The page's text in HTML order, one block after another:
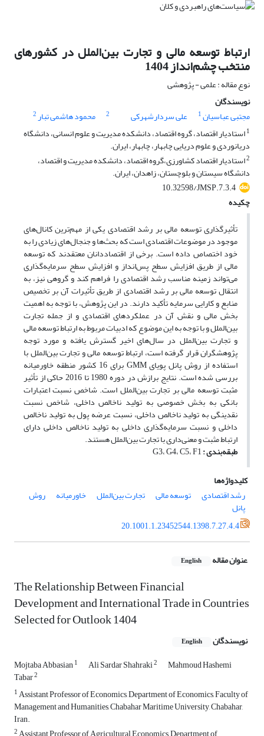
ارتباط توسعه مالی و تجارت بین‌الملل در کشورهای
منتخب چشم‌انداز 1404
نوع مقاله : علمی - پژوهشی
نویسندگان
مجتبی عباسیان1 علی سردارشهرکی 2 محمود هاشمی تبار2
1استادیار اقتصاد، گروه اقتصاد، دانشکده مدیریت و علوم انسانی، دانشگاه
دریانوردی و علوم دریایی چابهار، چابهار، ایران.
2استادیار اقتصاد کشاورزی،گروه اقتصاد، دانشکده مدیریت و اقتصاد،
دانشگاه سیستان و بلوچستان، زاهدان، ایران.
10.32598/JMSP.7.3.4
چکیده
تأثیرگذاری توسعه مالی بر رشد اقتصادی یکی از مهم‌ترین کانال‌های
موجود در موضوعات اقتصادی است که بحث‌ها و جنجال‌های زیادی را به
خود اختصاص داده است. برخی از اقتصاددانان معتقدند که توسعه
مالی از طریق افزایش سطح پس‌انداز و افزایش سطح سرمایه‌گذاری
می‌تواند زمینه مناسب رشد اقتصادی را فراهم کند و گروهی نیز، به
انتقال توسعه مالی بر رشد اقتصادی از طریق تأثیرات آن بر تخصیص
منابع و کارایی سرمایه تأکید دارند. در این پژوهش، با توجه به اهمیت
بخش مالی و نقش آن در عملکردهای اقتصادی و از جمله تجارت
بین‌الملل و با توجه به این موضوع که ادبیات مربوط به ارتباط توسعه مالی
و تجارت بین‌الملل در سال‌های اخیر گسترش یافته و مورد توجه
پژوهشگران قرار گرفته است، ارتباط توسعه مالی و تجارت بین‌الملل با
استفاده از روش پانل پویای GMM برای 16 کشور منطقه خاورمیانه
بررسی شده است. نتایج برازش در دوره 1980 تا 2016 حاکی از تأثیر
مثبت توسعه مالی بر تجارت بین‌الملل است. شاخص نسبت اعتبارات
بانکی به بخش خصوصی به تولید ناخالص داخلی، شاخص نسبت
نقدینگی به تولید ناخالص داخلی، نسبت عرضه پول به تولید ناخالص
داخلی و نسبت سرمایه‌گذاری داخلی به تولید ناخالص داخلی دارای
ارتباط مثبت و معنی‌داری با تجارت بین‌الملل هستند.
طبقه‌بندی :
کلیدواژه‌ها
رشد اقتصادی
توسعه مالی تجارت بین‌الملل خاورمیانه روش
پانل
20.1001.1.23452544.1398.7.27.4.4
عنوان مقاله English
The Relationship Between Financial
Development and International Trade in Countries
Selected for Outlook 1404
نویسندگان English
Mojtaba Abbasian1 Ali Sardar Shahraki2 Mahmoud Hashemi
Tabar2
1Assistant Professor of Economics, Department of Economics, Faculty of
Management and Humanities, Chabahar Maritime University, Chabahar,
Iran.
2